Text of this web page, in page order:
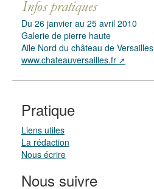
Du 26 janvier au 25 avril 2010
Galerie de pierre haute
Aile Nord du château de Versailles
www.chateauversailles.fr
Pratique
Liens utiles
La rédaction
Nous écrire
Nous suivre